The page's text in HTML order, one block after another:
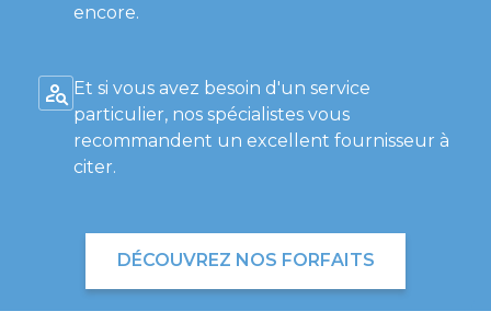
encore.
Et si vous avez besoin d'un service
particulier, nos spécialistes vous
recommandent un excellent fournisseur à
citer.
DÉCOUVREZ NOS FORFAITS